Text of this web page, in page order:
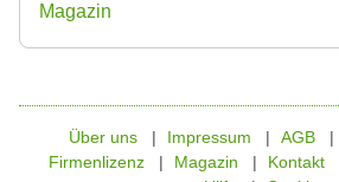
Magazin
Über uns Impressum AGB
Firmenlizenz
Magazin Kontakt